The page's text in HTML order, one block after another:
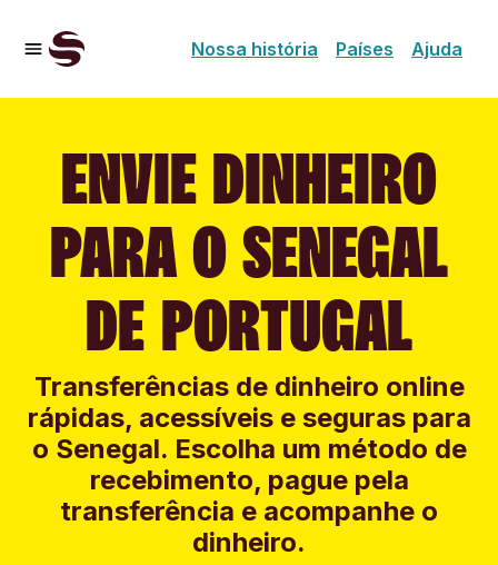
Nossa história Países Ajuda
ENVIE DINHEIRO
PARA O SENEGAL
DE PORTUGAL
Transferências de dinheiro online
rápidas, acessíveis e seguras para
o Senegal. Escolha um método de
recebimento, pague pela
transferência e acompanhe o
dinheiro.